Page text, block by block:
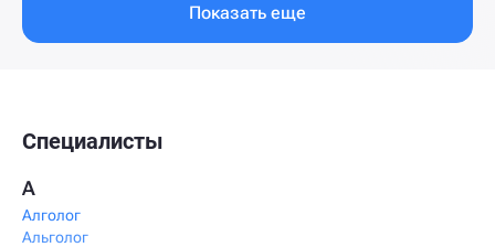
Показать еще
Специалисты
А
Алголог
Альголог